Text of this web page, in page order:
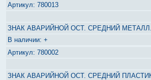
780013
ЗНАК АВАРИЙНОЙ ОСТ. СРЕДНИЙ
+
780002
ЗНАК АВАРИЙНОЙ ОСТ. СРЕДНИЙ